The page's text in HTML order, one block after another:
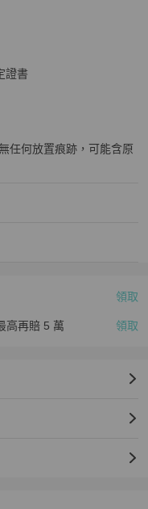
證書
任何放置痕跡，可能含原
領取
高再賠 5 萬 領取